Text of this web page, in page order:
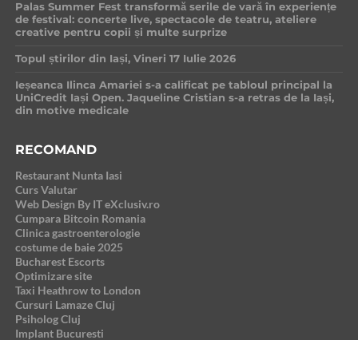
Palas Summer Fest transformă serile de vară în experiențe
de festival: concerte live, spectacole de teatru, ateliere
creative pentru copii și multe surprize
Topul știrilor din Iași, Vineri 17 Iulie 2026
Ieșeanca Ilinca Amariei s-a calificat pe tabloul principal la
UniCredit Iași Open. Jaqueline Cristian s-a retras de la Iași,
din motive medicale
RECOMAND
Restaurant Nunta Iasi
Curs Valutar
Web Design By IT eXclusiv.ro
Cumpara Bitcoin Romania
Clinica gastroenterologie
costume de baie 2025
Bucharest Escorts
Optimizare site
Taxi Heathrow to London
Cursuri Lamaze Cluj
Psiholog Cluj
Implant Bucuresti